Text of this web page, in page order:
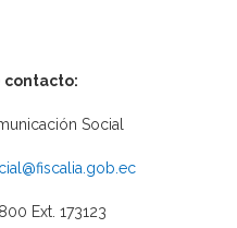
contacto:
Social
Ext. 173123